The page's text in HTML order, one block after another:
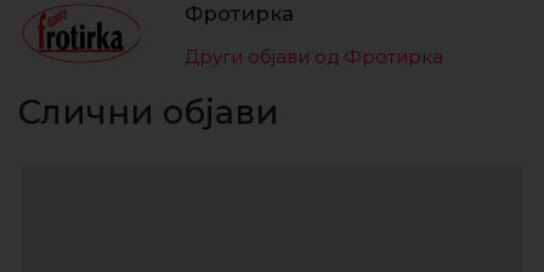
Фротирка
Други објави од Фротирка
Слични објави